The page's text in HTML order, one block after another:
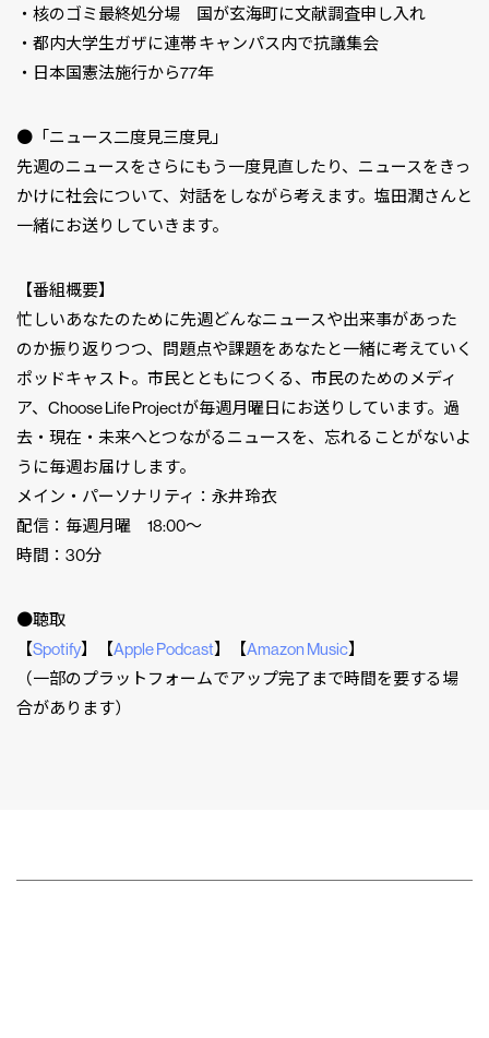
・核のゴミ最終処分場 国が玄海町に文献調査申し入れ
・都内大学生ガザに連帯 キャンパス内で抗議集会
・日本国憲法施行から77年
●「ニュース二度見三度見」
先週のニュースをさらにもう一度見直したり、ニュースをきっ
かけに社会について、対話をしながら考えます。塩田潤さんと
一緒にお送りしていきます。
【番組概要】
忙しいあなたのために先週どんなニュースや出来事があった
のか振り返りつつ、問題点や課題をあなたと一緒に考えていく
ポッドキャスト。市民とともにつくる、市民のためのメディ
ア、Choose Life Projectが毎週月曜日にお送りしています。過
去・現在・未来へとつながるニュースを、忘れることがないよ
うに毎週お届けします。
メイン・パーソナリティ：永井玲衣
配信：毎週月曜 18:00〜
時間：30分
●聴取
【Spotify】【Apple Podcast】⁠⁠⁠⁠【Amazon Music】⁠⁠⁠⁠
（一部のプラットフォームでアップ完了まで時間を要する場
合があります）